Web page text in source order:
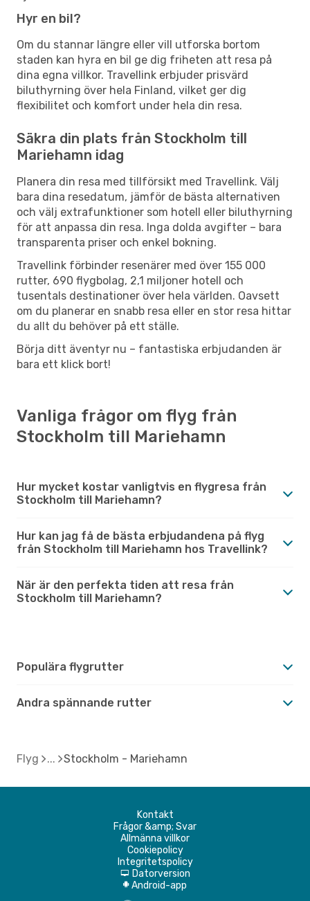
Hyr en bil?
Om du stannar längre eller vill utforska bortom
staden kan hyra en bil ge dig friheten att resa på
dina egna villkor. Travellink erbjuder prisvärd
biluthyrning över hela Finland, vilket ger dig
flexibilitet och komfort under hela din resa.
Säkra din plats från Stockholm till
Mariehamn idag
Planera din resa med tillförsikt med Travellink. Välj
bara dina resedatum, jämför de bästa alternativen
och välj extrafunktioner som hotell eller biluthyrning
för att anpassa din resa. Inga dolda avgifter – bara
transparenta priser och enkel bokning.
Travellink förbinder resenärer med över 155 000
rutter, 690 flygbolag, 2,1 miljoner hotell och
tusentals destinationer över hela världen. Oavsett
om du planerar en snabb resa eller en stor resa hittar
du allt du behöver på ett ställe.
Börja ditt äventyr nu – fantastiska erbjudanden är
bara ett klick bort!
Vanliga frågor om flyg från
Stockholm till Mariehamn
Hur mycket kostar vanligtvis en flygresa från
Stockholm till Mariehamn?
Hur kan jag få de bästa erbjudandena på flyg
från Stockholm till Mariehamn hos Travellink?
När är den perfekta tiden att resa från
Stockholm till Mariehamn?
Populära flygrutter
Andra spännande rutter
Flyg Stockholm - Mariehamn
Kontakt
Frågor &amp; Svar
Allmänna villkor
Cookiepolicy
Integritetspolicy
d Datorversion
A Android-app